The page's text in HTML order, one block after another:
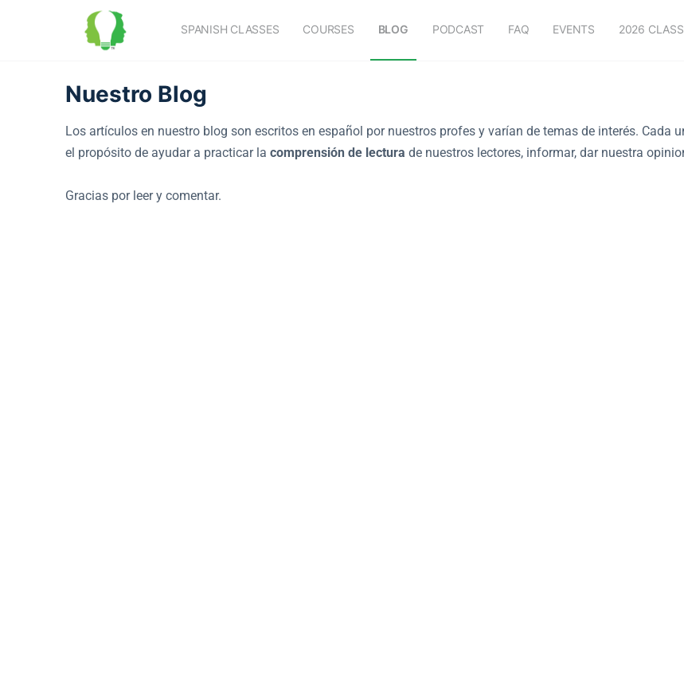
SPANISH CLASSES COURSES BLOG PODCAST FAQ EVENTS 2026
Nuestro Blog
Los artículos en nuestro blog son escritos en español por nuestros profes y varían de temas de interés. Cada
el propósito de ayudar a practicar la comprensión de lectura de nuestros lectores, informar, dar nuestra
Gracias por leer y comentar.